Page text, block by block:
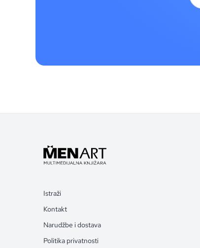
Istraži
Kontakt
Narudžbe i dostava
Politika privatnosti